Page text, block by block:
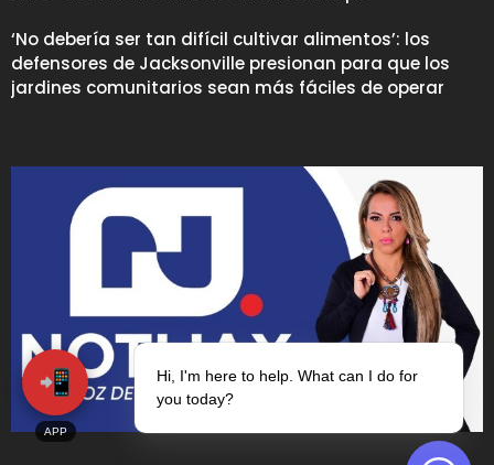
📲
APP
‘No debería ser tan difícil cultivar alimentos’: los
defensores de Jacksonville presionan para que los
jardines comunitarios sean más fáciles de operar
Hi, I'm here to help. What can I do for
you today?